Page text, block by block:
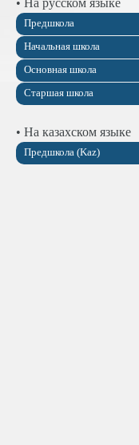
• На русском языке
Предшкола
Начальная школа
Основная школа
Старшая школа
• На казахском языке
Предшкола (Kaz)